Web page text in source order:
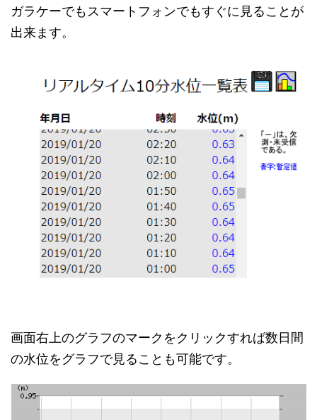
ガラケーでもスマートフォンでもすぐに見ることが
出来ます。
画面右上のグラフのマークをクリックすれば数日間
の水位をグラフで見ることも可能です。